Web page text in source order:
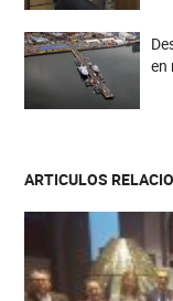
en
ARTICULOS